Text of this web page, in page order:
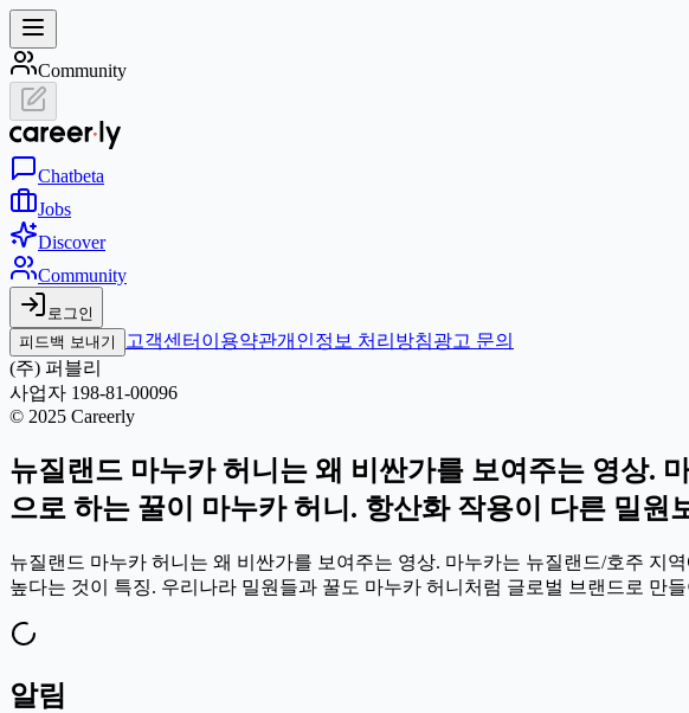
Community
Chatbeta
Jobs
Discover
Community
로그인
피드백 보내기
고객센터 이용약관개인정보 처리방침광고 문의
(주) 퍼블리
사업자 198-81-00096
© 2025 Careerly
뉴질랜드 마누카 허니는 왜 비싼가를 보여주는 영상.
으로 하는 꿀이 마누카 허니. 항산화 작용이 다른 밀원
뉴질랜드 마누카 허니는 왜 비싼가를 보여주는 영상. 마누카는 뉴질랜드/호주 지
높다는 것이 특징. 우리나라 밀원들과 꿀도 마누카 허니처럼 글로벌 브랜드로 만
알림